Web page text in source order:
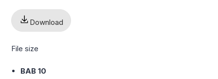
Download
File size
BAB 10